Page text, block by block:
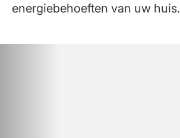
energiebehoeften van uw huis.